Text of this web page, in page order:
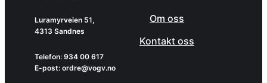
Luramyrveien 51,
4313 Sandnes
Telefon: 934 00 617
E-post: ordre@vogv.no
Om oss
Kontakt oss